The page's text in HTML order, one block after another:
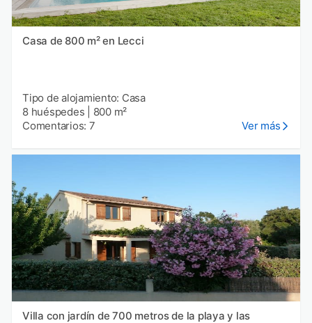
Casa de 800 m² en Lecci
Tipo de alojamiento: Casa
8 huéspedes
800 m²
Comentarios: 7
Ver más
Villa con jardín de 700 metros de la playa y las